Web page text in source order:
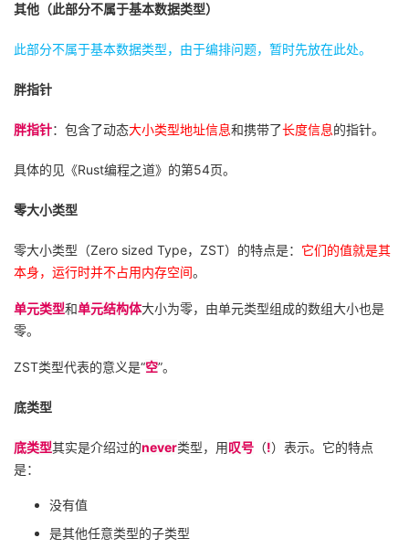
其他（此部分不属于基本数据类型）
此部分不属于基本数据类型，由于编排问题，暂时先放在此处。
胖指针
胖指针：包含了动态大小类型地址信息和携带了长度信息的指针。
具体的见《Rust编程之道》的第54页。
零大小类型
零大小类型（Zero sized Type， ZST）的特点是： 它们的值就是其
本身，运行时并不占用内存空间。
单元类型和单元结构体大小为零，由单元类型组成的数组大小也是
零。
ZST类型代表的意义是“空”。
底类型
底类型其实是介绍过的never类型，用叹号 （!）表示。它的特点
是：
没有值
是其他任意类型的子类型